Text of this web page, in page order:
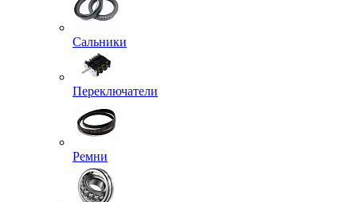
Сальники
Переключатели
Ремни